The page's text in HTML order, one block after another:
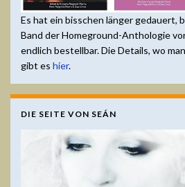
Es hat ein bisschen länger gedauert,
Band der Homeground-Anthologie
endlich bestellbar. Die Details, wo
gibt es hier.
DIE SEITE VON SEÁN